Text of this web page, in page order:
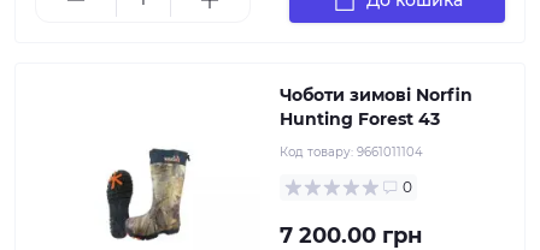
Чоботи зимові Norfin
Hunting Forest 43
Код товару: 9661011104
0
7 200.00 грн